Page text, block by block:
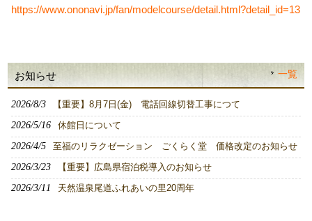
https://www.ononavi.jp/fan/modelcourse/detail.html?detail_id=13
お知らせ 一覧
2026/8/3 【重要】8月7日(金) 電話回線切替工事につて
2026/5/16 休館日について
2026/4/5 至福のリラクゼーション ごくらく堂 価格改定のお知らせ
2026/3/23 【重要】広島県宿泊税導入のお知らせ
2026/3/11 天然温泉尾道ふれあいの里20周年